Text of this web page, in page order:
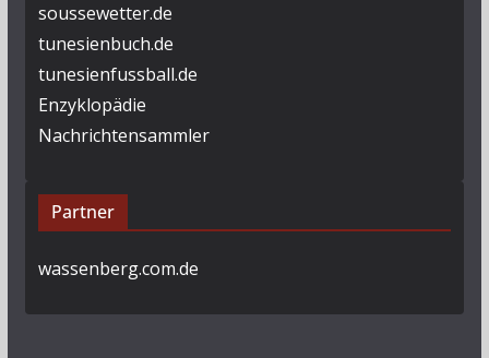
soussewetter.de
tunesienbuch.de
tunesienfussball.de
Enzyklopädie
Nachrichtensammler
Partner
wassenberg.com.de